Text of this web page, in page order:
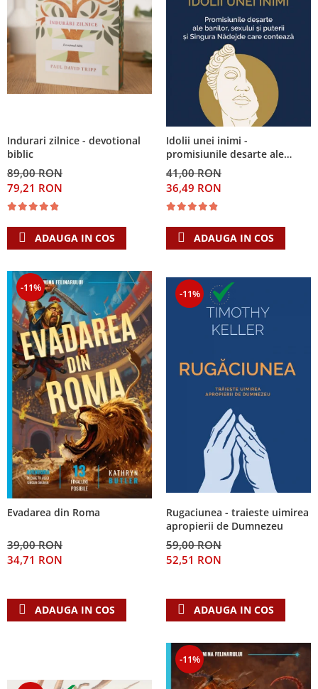
Indurari zilnice - devotional
biblic
89,00 RON
79,21 RON
ADAUGA IN COS
Idolii unei inimi -
promisiunile desarte ale
banilor, sexului si puterii si
Singura Nadejde care
conteaza
41,00 RON
36,49 RON
ADAUGA IN COS
-11%
Evadarea din Roma
39,00 RON
34,71 RON
ADAUGA IN COS
-11%
Rugaciunea - traieste uimirea
apropierii de Dumnezeu
59,00 RON
52,51 RON
ADAUGA IN COS
-11%